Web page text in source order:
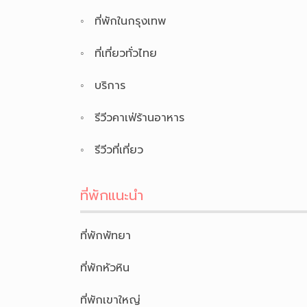
ที่พักในกรุงเทพ
ที่เที่ยวทั่วไทย
บริการ
รีวีวคาเฟ่ร้านอาหาร
รีวีวที่เที่ยว
ที่พักแนะนำ
ที่พักพัทยา
ที่พักหัวหิน
ที่พักเขาใหญ่